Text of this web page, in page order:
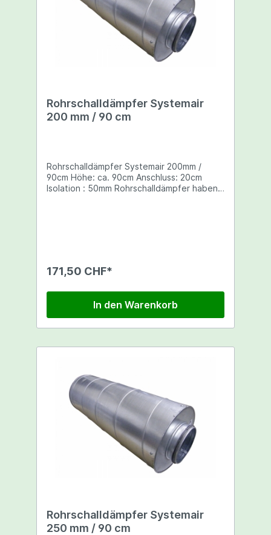
Rohrschalldämpfer Systemair
200 mm / 90 cm
Rohrschalldämpfer Systemair 200mm /
90cm Höhe: ca. 90cm Anschluss: 20cm
Isolation : 50mm Rohrschalldämpfer haben
171,50 CHF*
In den Warenkorb
Rohrschalldämpfer Systemair
250 mm / 90 cm